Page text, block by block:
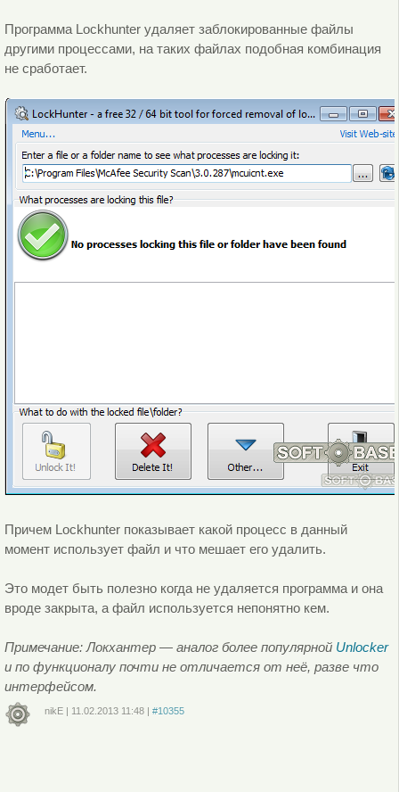
Программа Lockhunter удаляет заблокированные файлы
другими процессами, на таких файлах подобная комбинация
не сработает.
Причем Lockhunter показывает какой процесс в данный
момент использует файл и что мешает его удалить.
Это модет быть полезно когда не удаляется программа и она
вроде закрыта, а файл используется непонятно кем.
Примечание: Локхантер — аналог более популярной Unlocker
и по функционалу почти не отличается от неё, разве что
интерфейсом.
nikE| 11.02.2013 11:48| #10355